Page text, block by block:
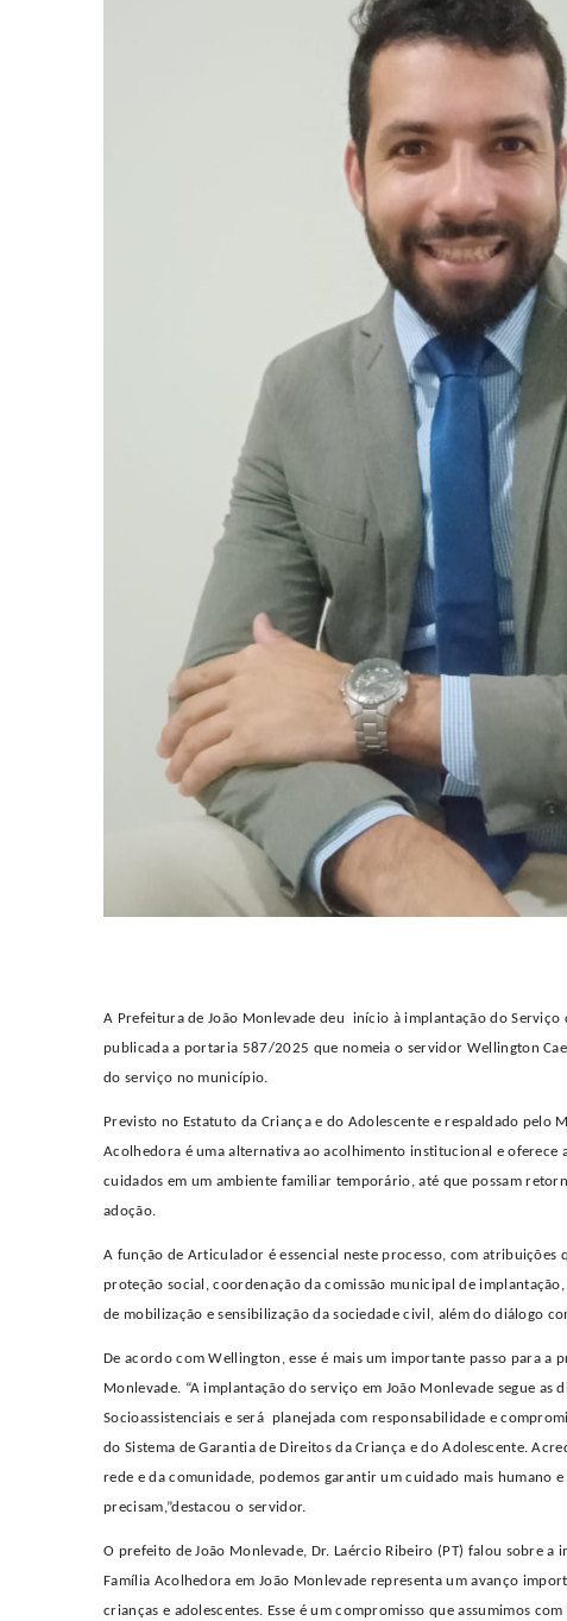
A Prefeitura de João Monlevade deu
início à implantação do
publicada a portaria 587/2025 que nomeia o servidor Wellington
do serviço no município.
Previsto no Estatuto da Criança e do Adolescente e respaldado pelo
Acolhedora é uma alternativa ao acolhimento institucional e oferece
cuidados em um ambiente familiar temporário, até que possam
adoção.
A função de Articulador é essencial neste processo, com atribuições
proteção social, coordenação da comissão municipal de
de mobilização e sensibilização da sociedade civil, além do diálogo
De acordo com Wellington, esse é mais um importante passo para a
Monlevade. “A implantação do serviço em João Monlevade segue as
Socioassistenciais e será planejada com responsabilidade e
do Sistema de Garantia de Direitos da Criança e do Adolescente.
rede e da comunidade, podemos garantir um cuidado mais humano
precisam,”destacou o servidor.
O prefeito de João Monlevade, Dr. Laércio Ribeiro (PT) falou sobre a
Família Acolhedora em João Monlevade representa um avanço
crianças e adolescentes. Esse é um compromisso que assumimos